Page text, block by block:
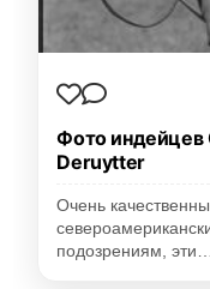
Фото индейцев
Deruytter
Очень
подозрениям, эти…